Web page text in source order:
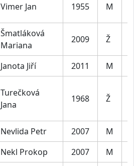
Vimer Jan 1955 M
Šmatláková
Mariana
2009 Ž
Janota Jiří 2011 M
Turečková
Jana
1968 Ž
Nevlida Petr 2007 M
Nekl Prokop 2007 M